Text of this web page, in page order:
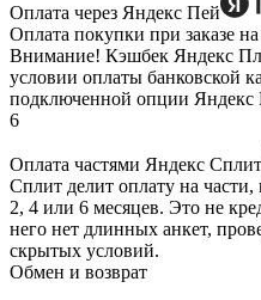
Оплата через Яндекс Пей
Оплата покупки при заказе
Внимание! Кэшбек Яндекс
условии оплаты банковской
подключенной опции Яндекс
6
Оплата частями Яндекс Сплит
Сплит делит оплату на
2, 4 или 6 месяцев. Это не
него нет длинных анкет,
скрытых условий.
Обмен и возврат